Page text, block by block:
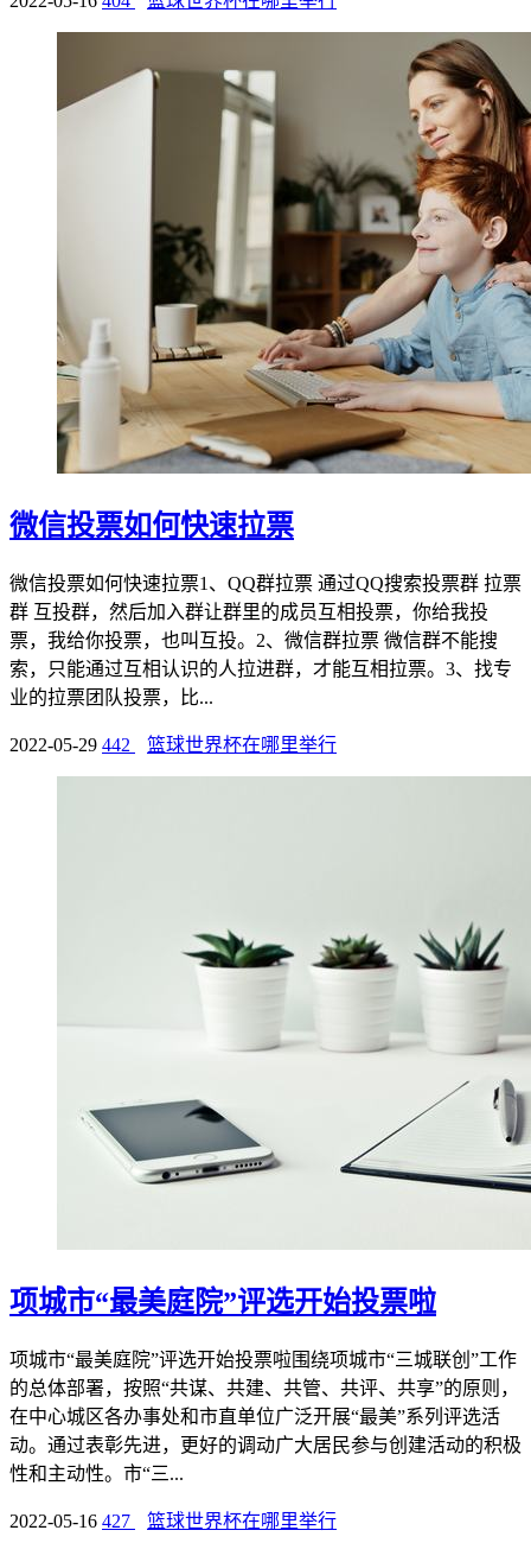
微信投票如何快速拉票
微信投票如何快速拉票1、QQ群拉票 通过QQ搜索投票群 拉票
群 互投群，然后加入群让群里的成员互相投票，你给我投
票，我给你投票，也叫互投。2、微信群拉票 微信群不能搜
索，只能通过互相认识的人拉进群，才能互相拉票。3、找专
业的拉票团队投票，比...
2022-05-29 442 篮球世界杯在哪里举行
项城市“最美庭院”评选开始投票啦
项城市“最美庭院”评选开始投票啦围绕项城市“三城联创”工作
的总体部署，按照“共谋、共建、共管、共评、共享”的原则，
在中心城区各办事处和市直单位广泛开展“最美”系列评选活
动。通过表彰先进，更好的调动广大居民参与创建活动的积极
性和主动性。市“三...
2022-05-16 427 篮球世界杯在哪里举行